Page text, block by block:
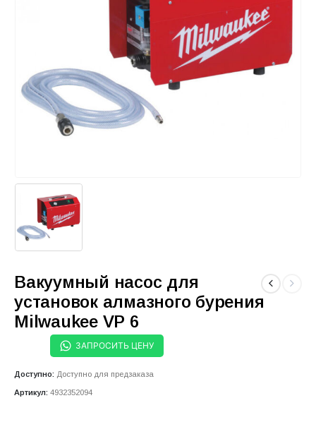
Вакуумный насос для
установок алмазного бурения
Milwaukee VP 6
ЗАПРОСИТЬ ЦЕНУ
Доступно: Доступно для предзаказа
Артикул: 4932352094